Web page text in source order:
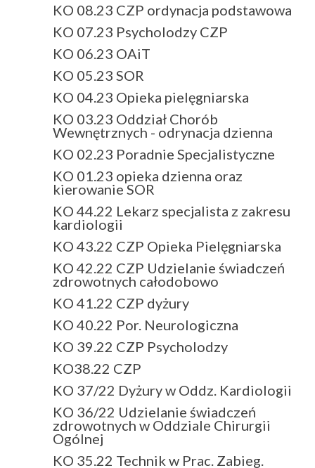
KO 08.23 CZP ordynacja podstawowa
KO 07.23 Psycholodzy CZP
KO 06.23 OAiT
KO 05.23 SOR
KO 04.23 Opieka pielęgniarska
KO 03.23 Oddział Chorób
Wewnętrznych - odrynacja dzienna
KO 02.23 Poradnie Specjalistyczne
KO 01.23 opieka dzienna oraz
kierowanie SOR
KO 44.22 Lekarz specjalista z zakresu
kardiologii
KO 43.22 CZP Opieka Pielęgniarska
KO 42.22 CZP Udzielanie świadczeń
zdrowotnych całodobowo
KO 41.22 CZP dyżury
KO 40.22 Por. Neurologiczna
KO 39.22 CZP Psycholodzy
KO38.22 CZP
KO 37/22 Dyżury w Oddz. Kardiologii
KO 36/22 Udzielanie świadczeń
zdrowotnych w Oddziale Chirurgii
Ogólnej
KO 35.22 Technik w Prac. Zabieg.